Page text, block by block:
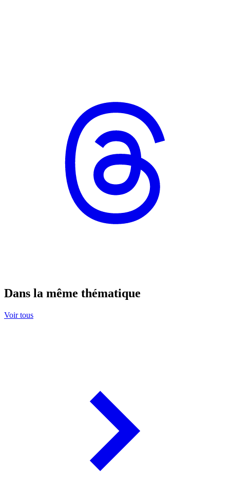
Dans la même thématique
Voir tous